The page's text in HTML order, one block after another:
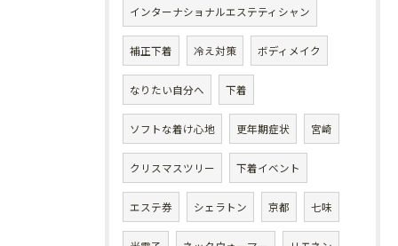
インターナショナルエステティシャン
補正下着 冷え対策 ボディメイク
なりたい自分へ 下着
ソフトな着け心地 更年期症状 宮崎
クリスマスツリー 下着イベント
エステ券 シェラトン 京都 七味